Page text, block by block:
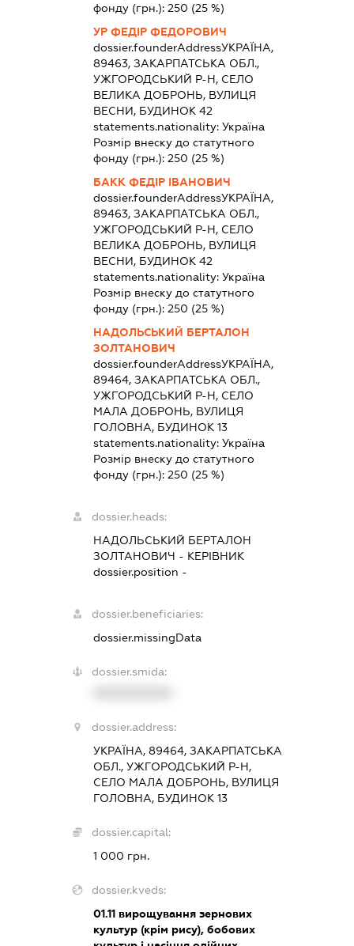
фонду (грн.): 250 (25 %)
УР ФЕДІР ФЕДОРОВИЧ
dossier.founderAddressУКРАЇНА,
89463, ЗАКАРПАТСЬКА ОБЛ.,
УЖГОРОДСЬКИЙ Р-Н, СЕЛО
ВЕЛИКА ДОБРОНЬ, ВУЛИЦЯ
ВЕСНИ, БУДИНОК 42
statements.nationality: Україна
Розмір внеску до статутного
фонду (грн.): 250 (25 %)
БАКК ФЕДІР ІВАНОВИЧ
dossier.founderAddressУКРАЇНА,
89463, ЗАКАРПАТСЬКА ОБЛ.,
УЖГОРОДСЬКИЙ Р-Н, СЕЛО
ВЕЛИКА ДОБРОНЬ, ВУЛИЦЯ
ВЕСНИ, БУДИНОК 42
statements.nationality: Україна
Розмір внеску до статутного
фонду (грн.): 250 (25 %)
НАДОЛЬСЬКИЙ БЕРТАЛОН
ЗОЛТАНОВИЧ
dossier.founderAddressУКРАЇНА,
89464, ЗАКАРПАТСЬКА ОБЛ.,
УЖГОРОДСЬКИЙ Р-Н, СЕЛО
МАЛА ДОБРОНЬ, ВУЛИЦЯ
ГОЛОВНА, БУДИНОК 13
statements.nationality: Україна
Розмір внеску до статутного
фонду (грн.): 250 (25 %)
dossier.heads:
НАДОЛЬСЬКИЙ БЕРТАЛОН
ЗОЛТАНОВИЧ - КЕРІВНИК
dossier.position -
dossier.beneficiaries:
dossier.missingData
dossier.smida:
dossier.address:
УКРАЇНА, 89464, ЗАКАРПАТСЬКА
ОБЛ., УЖГОРОДСЬКИЙ Р-Н,
СЕЛО МАЛА ДОБРОНЬ, ВУЛИЦЯ
ГОЛОВНА, БУДИНОК 13
dossier.capital:
1 000 грн.
dossier.kveds:
01.11вирощування зернових
культур (крім рису), бобових